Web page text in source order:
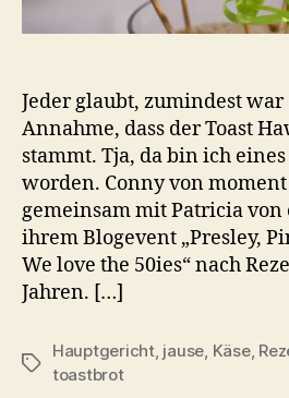
Jeder glaubt, zumindest
Annahme, dass der Toast
stammt. Tja, da bin ich
worden. Conny von
gemeinsam mit Patricia
ihrem Blogevent „Presley,
We love the 50ies“ nach
Jahren. […]
Schlagwörter
Hauptgericht, jause, Käse,
toastbrot